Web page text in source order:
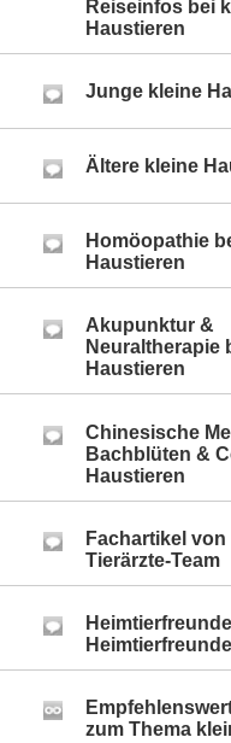
Reiseinfos bei
Haustieren
Junge kleine
Ältere kleine
Homöopathie
Haustieren
Akupunktur &
Neuraltherapie
Haustieren
Chinesische
Bachblüten &
Haustieren
Fachartikel
Tierärzte-Team
zum Thema